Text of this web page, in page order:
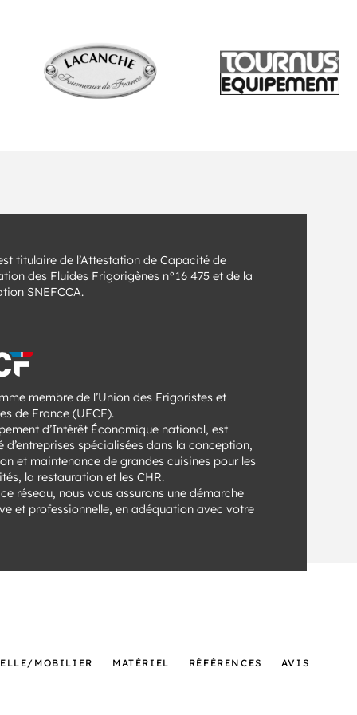
est titulaire de l’Attestation de Capacité de
des Fluides Frigorigènes n°16 475 et de la
SNEFCCA.
membre de l’Union des Frigoristes et
de France (UFCF).
d’Intérêt Économique national, est
d’entreprises spécialisées dans la conception,
et maintenance de grandes cuisines pour les
la restauration et les CHR.
réseau, nous vous assurons une démarche
et professionnelle, en adéquation avec votre
MOBILIER MATÉRIEL RÉFÉRENCES AVIS